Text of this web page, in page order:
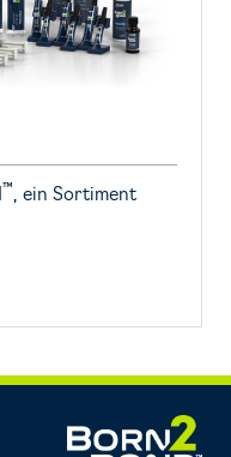
™, ein Sortiment